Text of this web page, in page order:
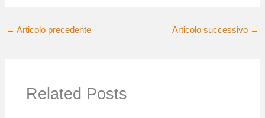
← Articolo precedente Articolo successivo →
Related Posts